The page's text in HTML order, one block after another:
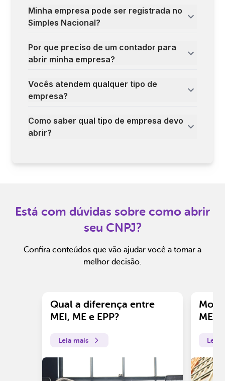
Minha empresa pode ser registrada no
Simples Nacional?
Por que preciso de um contador para
abrir minha empresa?
Vocês atendem qualquer tipo de
empresa?
Como saber qual tipo de empresa devo
abrir?
Está com dúvidas sobre como abrir
seu CNPJ?
Confira conteúdos que vão ajudar você a tomar a
melhor decisão.
Qual a diferença entre
MEI, ME e EPP?
Leia mais
ME?
Leia